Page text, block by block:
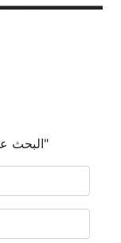
"البحث عن فرص جديدة لتوليد الإيرادات"